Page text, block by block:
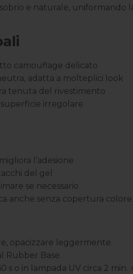
e naturale,
camouflage delicato
adatta a molteplici look
tenuta del rivestimento
irregolare
l’adesione
del gel
se necessario
anche senza copertura colore
opacizzare leggermente.
Rubber Base.
s o in lampada UV circa 2